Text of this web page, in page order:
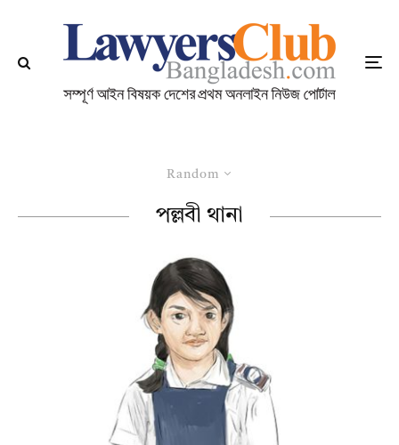
Random
পল্লবী থানা